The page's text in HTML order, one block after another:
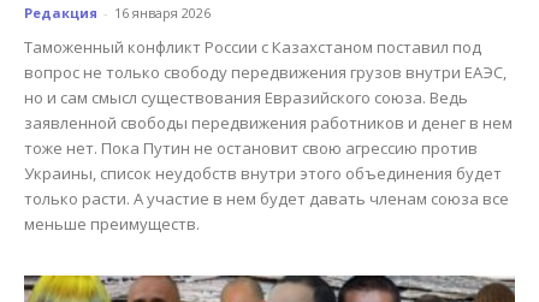
Редакция - 16 января 2026
Таможенный конфликт России с Казахстаном поставил под
вопрос не только свободу передвижения грузов внутри ЕАЭС,
но и сам смысл существования Евразийского союза. Ведь
заявленной свободы передвижения работников и денег в нем
тоже нет. Пока Путин не остановит свою агрессию против
Украины, список неудобств внутри этого объединения будет
только расти. А участие в нем будет давать членам союза все
меньше преимуществ.